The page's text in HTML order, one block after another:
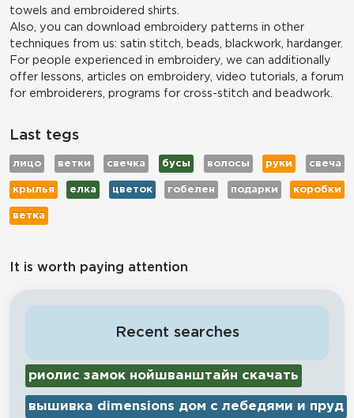
towels and embroidered shirts.
Also, you can download embroidery patterns in other
techniques from us: satin stitch, beads, blackwork, hardanger.
For people experienced in embroidery, we can additionally
offer lessons, articles on embroidery, video tutorials, a forum
for embroiderers, programs for cross-stitch and beadwork.
Last tegs
лицо ветки свечка бусы волосы руки свеча
крылья елка цветок гобелен подарки коробки
ветка
It is worth paying attention
Recent searches
риолис замок нойшванштайн скачать
вышивка dimensions дом с лебедями и пруд